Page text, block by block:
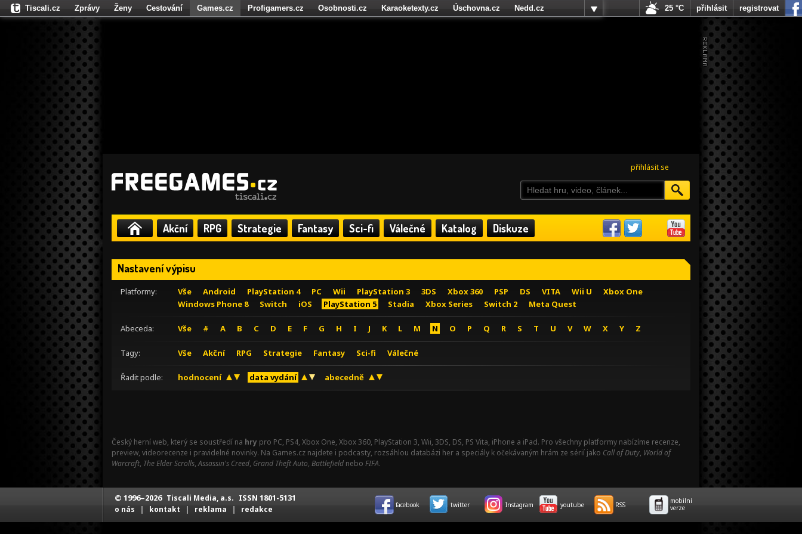
přihlásit se
Akční RPG Strategie Fantasy Sci-fi Válečné Katalog Diskuze
Nastavení výpisu
Platformy: Vše Android PlayStation 4 PC Wii PlayStation 3 3DS Xbox 360 PSP DS VITA Wii U
Xbox One
Windows Phone 8
Switch iOS PlayStation 5 Stadia Xbox Series Switch 2 Meta Quest
Abeceda: Vše # A B C D E F G H I J K L M N O P Q R S T U V W X Y Z
Tagy: Vše Akční RPG Strategie Fantasy Sci-fi Válečné
Řadit podle: hodnocení data vydání abecedně
Český herní web, který se soustředí na hry pro PC, PS4, Xbox One, Xbox 360, PlayStation 3, Wii, 3DS, DS, PS Vita, iPhone a iPad. Pro všechny platformy nabízíme recenze,
preview, videorecenze i pravidelné novinky. Na Games.cz najdete i podcasty, rozsáhlou databázi her a speciály k očekávaným hrám ze sérií jako Call of Duty, World of
Warcraft, The Elder Scrolls,Assassin's Creed, Grand Theft Auto, Battlefield nebo FIFA.
Tiscali.cz Zprávy Ženy Cestování Games.cz Profigamers.cz Osobnosti.cz Karaoketexty.cz Úschovna.cz
Nedd.cz
Fights.cz
25 °C přihlásit registrovat
© 1996–2026 Tiscali Media, a.s. ISSN 1801-5131
o nás | kontakt | reklama | redakce facebook twitter Instagram youtube RSS
mobilní
verze